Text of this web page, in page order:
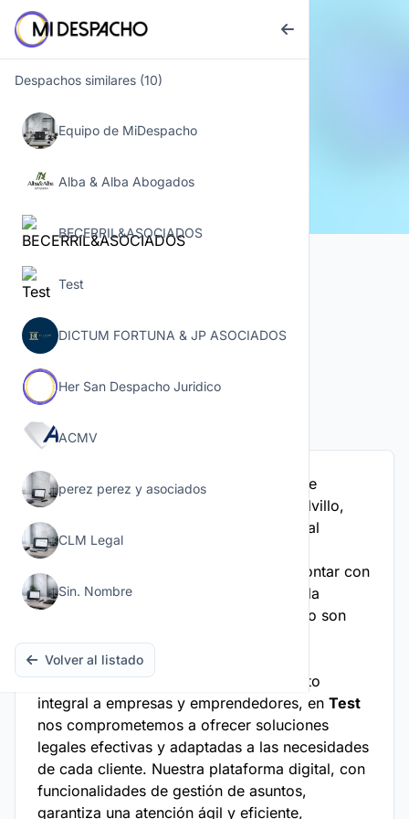
Despachos similares (10)
Equipo de MiDespacho
Alba & Alba Abogados
BECERRIL&ASOCIADOS
Test
DICTUM FORTUNA & JP ASOCIADOS
Her San Despacho Juridico
ACMV
perez perez y asociados
CLM Legal
Sin. Nombre
Volver al listado
Test
Calvillo, Aguascalientes
Con una visión innovadora y un enfoque
personalizado,
se distingue en Calvillo,
Aguascalientes, como un despacho legal
liderado por Juan, experto en
Mercantil y Empresarial
. A pesar de contar con
un equipo de colaboradores reducido, la
calidad y dedicación de nuestro servicio son
Especializados en brindar asesoramiento
integral a empresas y emprendedores, en Test
nos comprometemos a ofrecer soluciones
legales efectivas y adaptadas a las necesidades
de cada cliente. Nuestra plataforma digital, con
funcionalidades de gestión de asuntos,
garantiza una atención ágil y eficiente,